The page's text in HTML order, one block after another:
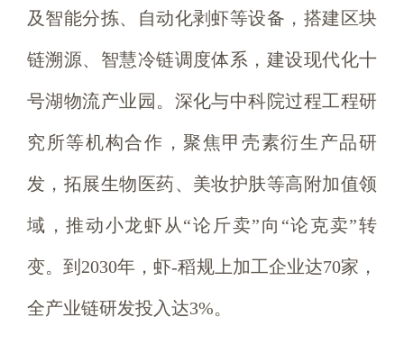
及智能分拣、自动化剥虾等设备，搭建区块
链溯源、智慧冷链调度体系，建设现代化十
号湖物流产业园。深化与中科院过程工程研
究所等机构合作，聚焦甲壳素衍生产品研
发，拓展生物医药、美妆护肤等高附加值领
域，推动小龙虾从“论斤卖”向“论克卖”转
变。到2030年，虾-稻规上加工企业达70家，
全产业链研发投入达3%。